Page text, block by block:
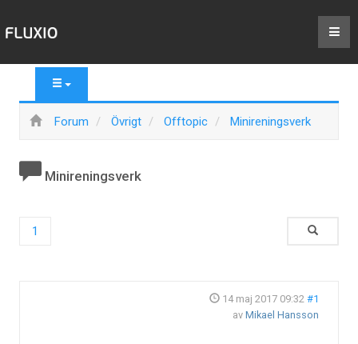
Forum Övrigt Offtopic Minireningsverk
Minireningsverk
1
14 maj 2017 09:32 #1
av Mikael Hansson